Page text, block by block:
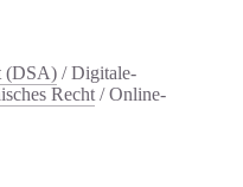
(DSA) /Digitale-
Recht /Online-